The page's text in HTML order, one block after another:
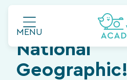
naar
de
inhoud
MENU
Mijn
National